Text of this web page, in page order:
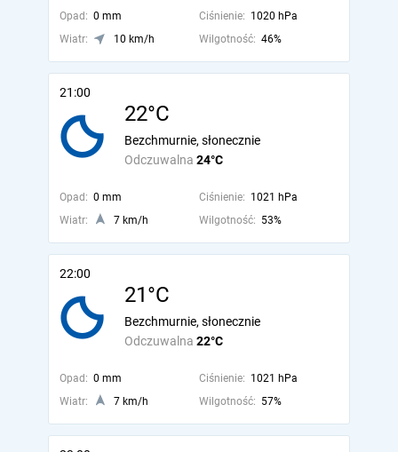
Opad: 0 mm Ciśnienie: 1020 hPa
Wiatr:
10 km/h Wilgotność: 46%
21:00
22°C
Odczuwalna 24°C
Bezchmurnie, słonecznie
Opad: 0 mm Ciśnienie: 1021 hPa
Wiatr:
7 km/h Wilgotność: 53%
22:00
21°C
Odczuwalna 22°C
Bezchmurnie, słonecznie
Opad: 0 mm Ciśnienie: 1021 hPa
Wiatr:
7 km/h Wilgotność: 57%